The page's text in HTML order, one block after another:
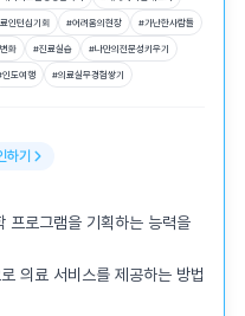
인턴십기회 #어려움의현장 #가난한사람들
화 #진료실습 #나만의전문성키우기
인도여행 #의료실무경험쌓기
하기
프로그램을 기획하는 능력을
의료 서비스를 제공하는 방법